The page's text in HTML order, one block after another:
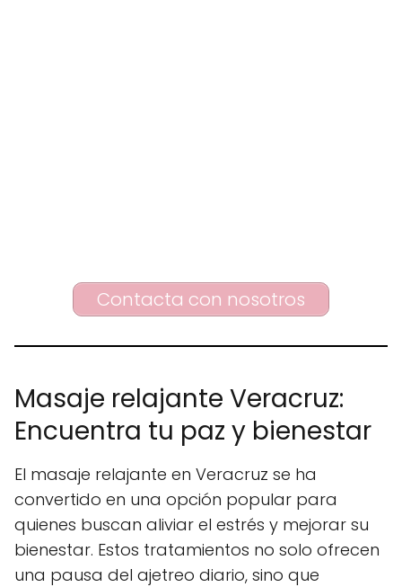
Contacta con nosotros
Masaje relajante Veracruz:
Encuentra tu paz y bienestar
El masaje relajante en Veracruz se ha
convertido en una opción popular para
quienes buscan aliviar el estrés y mejorar su
bienestar. Estos tratamientos no solo ofrecen
una pausa del ajetreo diario, sino que